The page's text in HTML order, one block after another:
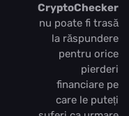
CryptoChecker
nu poate fi trasă
la răspundere
pentru orice
pierderi
financiare pe
care le puteți